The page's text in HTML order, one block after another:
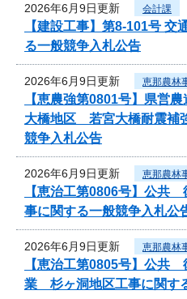
2026年6月9日更新 会計課
【建設工事】第8-101号 交
る一般競争入札公告
2026年6月9日更新 恵那農林
【恵農強第0801号】県営
大橋地区 若宮大橋耐震補
競争入札公告
2026年6月9日更新 恵那農林
【恵治工第0806号】公
事に関する一般競争入札公
2026年6月9日更新 恵那農林
【恵治工第0805号】公共
業 杉ヶ洞地区工事に関す